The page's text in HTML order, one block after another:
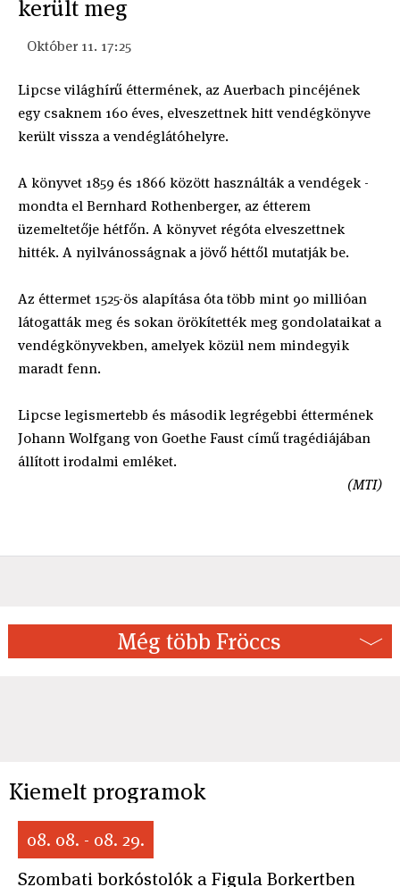
került meg
Október 11. 17:25
Lipcse világhírű éttermének, az Auerbach pincéjének
egy csaknem 160 éves, elveszettnek hitt vendégkönyve
került vissza a vendéglátóhelyre.
A könyvet 1859 és 1866 között használták a vendégek -
mondta el Bernhard Rothenberger, az étterem
üzemeltetője hétfőn. A könyvet régóta elveszettnek
hitték. A nyilvánosságnak a jövő héttől mutatják be.
Az éttermet 1525-ös alapítása óta több mint 90 millióan
látogatták meg és sokan örökítették meg gondolataikat a
vendégkönyvekben, amelyek közül nem mindegyik
maradt fenn.
Lipcse legismertebb és második legrégebbi éttermének
Johann Wolfgang von Goethe Faust című tragédiájában
állított irodalmi emléket.
(MTI)
Még több Fröccs
Kiemelt programok
08. 08. - 08. 29.
Szombati borkóstolók a Figula Borkertben